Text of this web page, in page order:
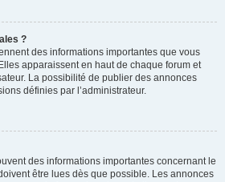
?
des informations importantes que vous
apparaissent en haut de chaque forum et
La possibilité de publier des annonces
définies par l’administrateur.
des informations importantes concernant le
être lues dès que possible. Les annonces